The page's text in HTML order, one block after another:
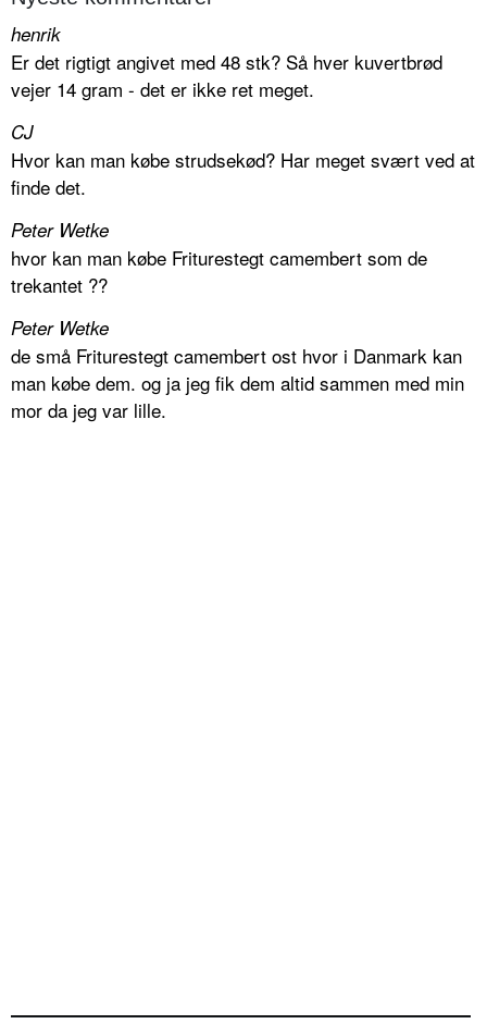
henrik
Er det rigtigt angivet med 48 stk? Så hver kuvertbrød
vejer 14 gram - det er ikke ret meget.
CJ
Hvor kan man købe strudsekød? Har meget svært ved at
finde det.
Peter Wetke
hvor kan man købe Friturestegt camembert som de
trekantet ??
Peter Wetke
de små Friturestegt camembert ost hvor i Danmark kan
man købe dem. og ja jeg fik dem altid sammen med min
mor da jeg var lille.